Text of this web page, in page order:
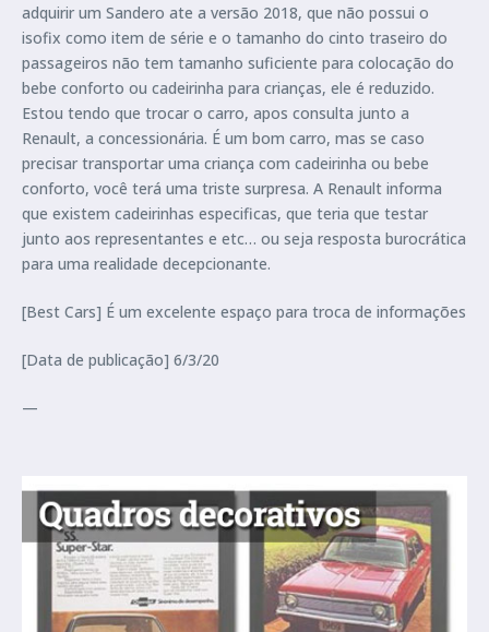
adquirir um Sandero ate a versão 2018, que não possui o
isofix como item de série e o tamanho do cinto traseiro do
passageiros não tem tamanho suficiente para colocação do
bebe conforto ou cadeirinha para crianças, ele é reduzido.
Estou tendo que trocar o carro, apos consulta junto a
Renault, a concessionária. É um bom carro, mas se caso
precisar transportar uma criança com cadeirinha ou bebe
conforto, você terá uma triste surpresa. A Renault informa
que existem cadeirinhas especificas, que teria que testar
junto aos representantes e etc… ou seja resposta burocrática
para uma realidade decepcionante.
[Best Cars] É um excelente espaço para troca de informações
[Data de publicação] 6/3/20
—